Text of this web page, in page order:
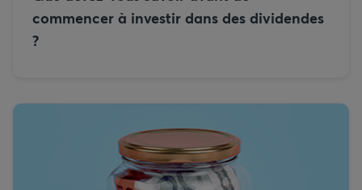
commencer à investir dans des dividendes
?